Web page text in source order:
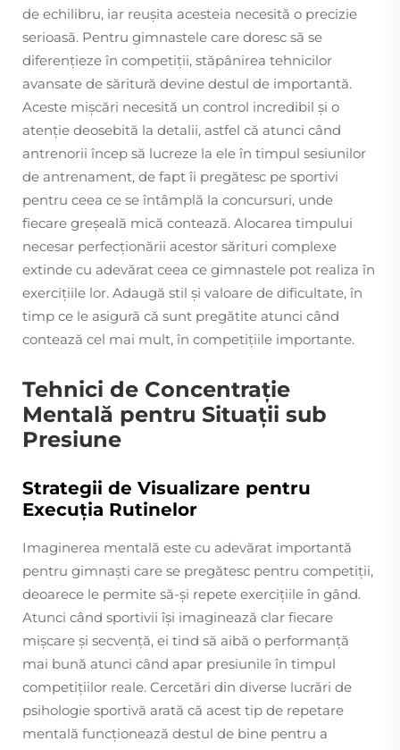
de echilibru, iar reușita acesteia necesită o precizie
serioasă. Pentru gimnastele care doresc să se
diferențieze în competiții, stăpânirea tehnicilor
avansate de săritură devine destul de importantă.
Aceste mișcări necesită un control incredibil și o
atenție deosebită la detalii, astfel că atunci când
antrenorii încep să lucreze la ele în timpul sesiunilor
de antrenament, de fapt îi pregătesc pe sportivi
pentru ceea ce se întâmplă la concursuri, unde
fiecare greșeală mică contează. Alocarea timpului
necesar perfecționării acestor sărituri complexe
extinde cu adevărat ceea ce gimnastele pot realiza în
exercițiile lor. Adaugă stil și valoare de dificultate, în
timp ce le asigură că sunt pregătite atunci când
contează cel mai mult, în competițiile importante.
Tehnici de Concentrație
Mentală pentru Situații sub
Presiune
Strategii de Visualizare pentru
Execuția Rutinelor
Imaginerea mentală este cu adevărat importantă
pentru gimnaști care se pregătesc pentru competiții,
deoarece le permite să-și repete exercițiile în gând.
Atunci când sportivii își imaginează clar fiecare
mișcare și secvență, ei tind să aibă o performanță
mai bună atunci când apar presiunile în timpul
competițiilor reale. Cercetări din diverse lucrări de
psihologie sportivă arată că acest tip de repetare
mentală funcționează destul de bine pentru a